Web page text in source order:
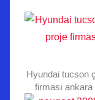
Hyundai tucson
firması